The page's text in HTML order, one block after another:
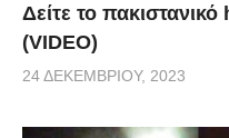
Δείτε το
(VIDEO)
24 ΔΕΚΕΜΒΡΊΟΥ, 2023